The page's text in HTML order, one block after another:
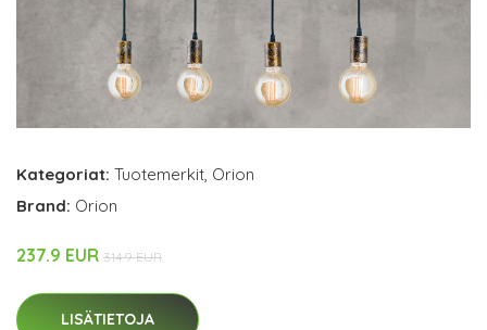
Kategoriat: Tuotemerkit, Orion
Brand: Orion
237.9 EUR 314.9 EUR
LISÄTIETOJA